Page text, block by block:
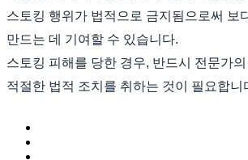
스토킹 행위가 법적으로 금지됨으로써 보
만드는 데 기여할 수 있습니다.
스토킹 피해를 당한 경우, 반드시 전문가
적절한 법적 조치를 취하는 것이 필요합니